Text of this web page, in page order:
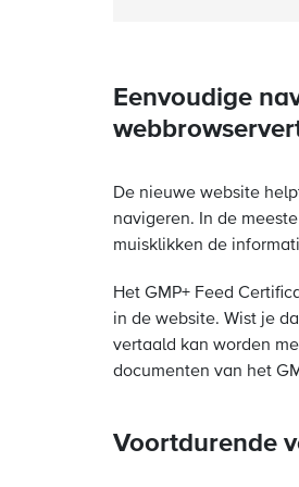
Eenvoudige
De nieuwe website
navigeren. In de
muisklikken de
Het GMP+ Feed
in de website. Wist je
vertaald kan worden
documenten van het
Voortdurende